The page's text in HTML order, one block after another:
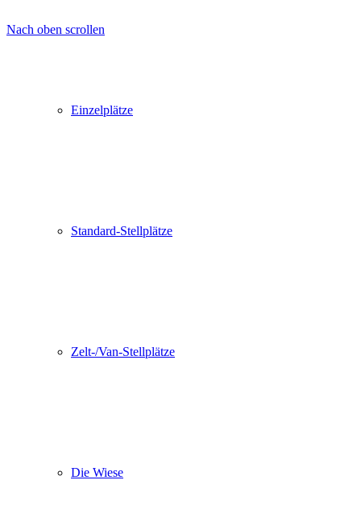
Einzelplätze
Standard-Stellplätze
Zelt-/Van-Stellplätze
Die Wiese
Nach oben scrollen